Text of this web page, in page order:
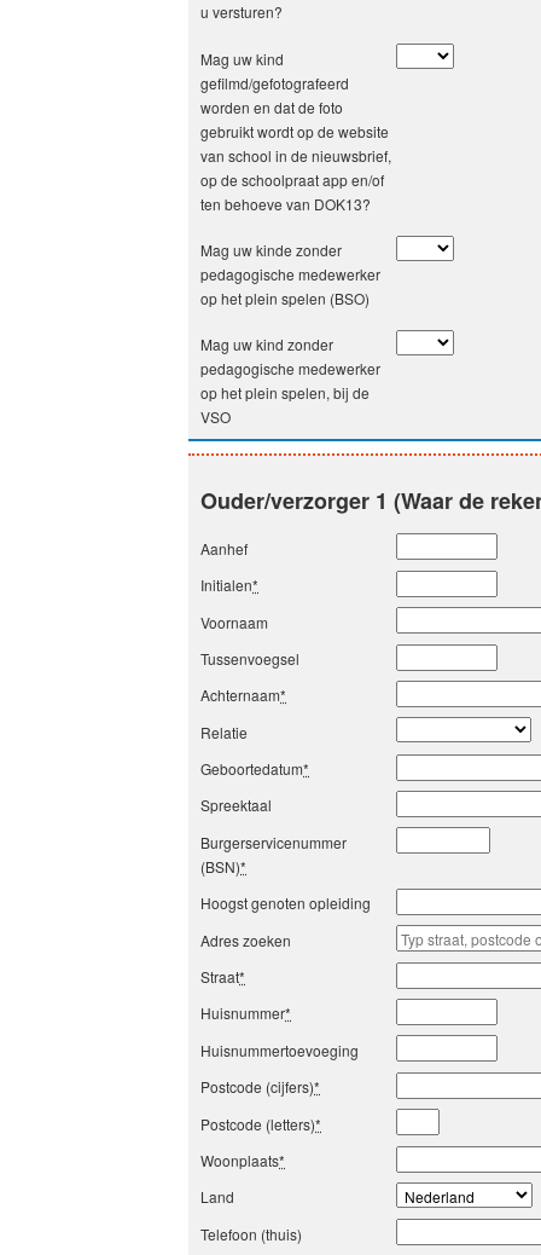
u versturen?
Mag uw kind
gefilmd/gefotografeerd
worden en dat de foto
gebruikt wordt op de website
van school in de nieuwsbrief,
op de schoolpraat app en/of
ten behoeve van DOK13?
Mag uw kinde zonder
pedagogische medewerker
op het plein spelen (BSO)
Mag uw kind zonder
pedagogische medewerker
op het plein spelen, bij de
VSO
Ouder/verzorger 1 (Waar de
Aanhef
Initialen*
Voornaam
Tussenvoegsel
Achternaam*
Relatie
Geboortedatum*
Spreektaal
Burgerservicenummer
(BSN)*
Hoogst genoten opleiding
Adres zoeken
Straat*
Huisnummer*
Huisnummertoevoeging
Postcode (cijfers)*
Postcode (letters)*
Woonplaats*
Land
Telefoon (thuis)